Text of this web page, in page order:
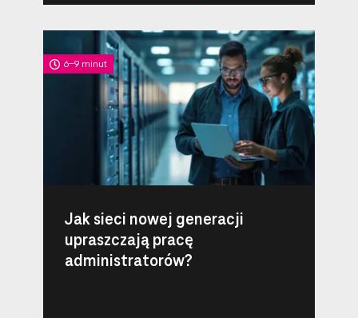
6-9 minut
Jak sieci nowej generacji
upraszczają pracę
administratorów?